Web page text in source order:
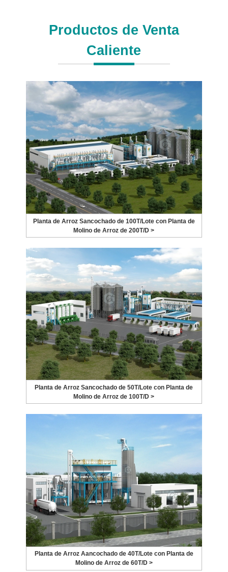
Productos de Venta
Caliente
Planta de Arroz Sancochado de 100T/Lote con Planta de
Molino de Arroz de 200T/D >
Planta de Arroz Sancochado de 50T/Lote con Planta de
Molino de Arroz de 100T/D >
Planta de Arroz Aancochado de 40T/Lote con Planta de
Molino de Arroz de 60T/D >